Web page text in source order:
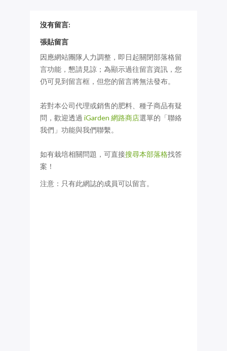
沒有留言:
張貼留言
因應網站團隊人力調整，即日起關閉部落格留
言功能，懇請見諒；為顯示過往留言資訊，您
仍可見到留言框，但您的留言將無法發布。
若對本公司代理或銷售的肥料、種子商品有疑
問，歡迎透過 iGarden 網路商店選單的「聯絡
我們」功能與我們聯繫。
如有栽培相關問題，可直接搜尋本部落格找答
案！
注意：只有此網誌的成員可以留言。